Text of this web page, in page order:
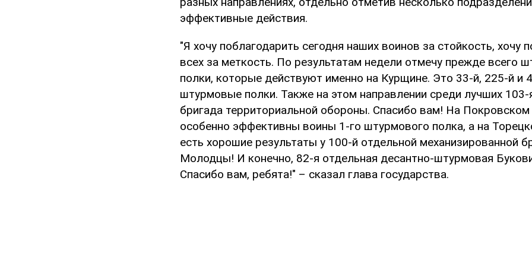
эффективные действия.
"Я хочу поблагодарить сегодня наших воинов за стойкость, хочу
всех за меткость. По результатам недели отмечу прежде всего
полки, которые действуют именно на Курщине. Это 33-й, 225-й и
штурмовые полки. Также на этом направлении среди лучших 103-
бригада территориальной обороны. Спасибо вам! На Покровском
особенно эффективны воины 1-го штурмового полка, а на
есть хорошие результаты у 100-й отдельной механизированной
Молодцы! И конечно, 82-я отдельная десантно-штурмовая
Спасибо вам, ребята!" – сказал глава государства.